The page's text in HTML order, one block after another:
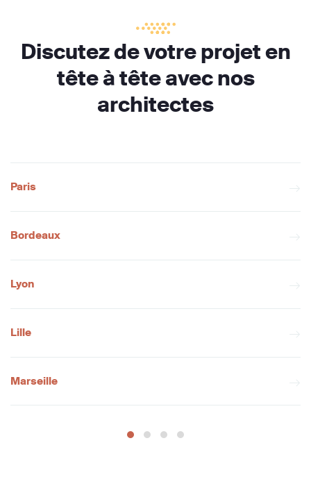
Discutez de votre projet en
tête à tête avec nos
architectes
Paris
Bordeaux
Lyon
Lille
Marseille